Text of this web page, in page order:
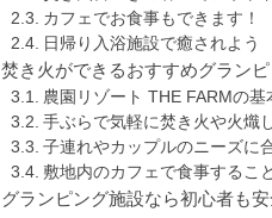
カフェでお食事もできます！
日帰り入浴施設で癒されよう
焚き火ができるおすすめグラン
農園リゾート THE FARMの基
手ぶらで気軽に焚き火や火熾
子連れやカップルのニーズに
敷地内のカフェで食事するこ
グランピング施設なら初心者も